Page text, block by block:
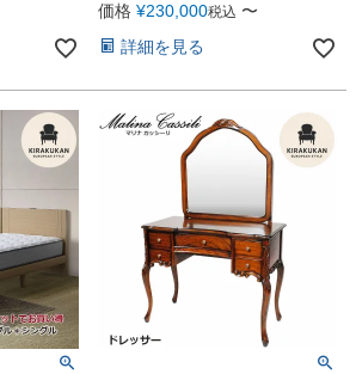
価格 ¥230,000税込 〜
詳細を見る